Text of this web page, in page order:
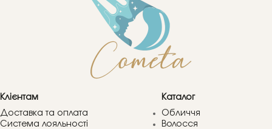
Клієнтам
Доставка та оплата
Система лояльності
Каталог
Обличчя
Волосся